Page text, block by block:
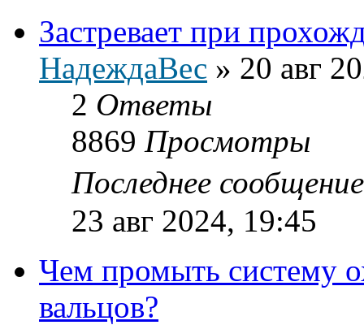
Застревает при
НадеждаВес » 20 авг
2 Ответы
8869 Просмотры
Последнее
23 авг 2024, 19:45
Чем промыть систему
вальцов?